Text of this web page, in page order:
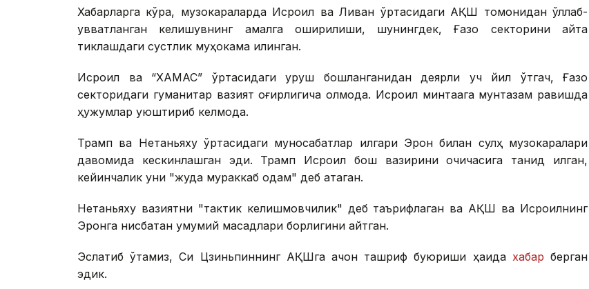
Хабарларга кўра, музокараларда Исроил ва Ливан ўртасидаги АҚШ томонидан қўллаб-
қувватланган келишувнинг амалга оширилиши, шунингдек, Ғазо секторини қайта
тиклашдаги сустлик муҳокама қилинган.
Исроил ва “ХАМАС” ўртасидаги уруш бошланганидан деярли уч йил ўтгач, Ғазо
секторидаги гуманитар вазият оғирлигича қолмоқда. Исроил минтақага мунтазам равишда
ҳужумлар уюштириб келмоқда.
Трамп ва Нетаньяху ўртасидаги муносабатлар илгари Эрон билан сулҳ музокаралари
давомида кескинлашган эди. Трамп Исроил бош вазирини очиқчасига танқид қилган,
кейинчалик уни "жуда мураккаб одам" деб атаган.
Нетаньяху вазиятни "тактик келишмовчилик" деб таърифлаган ва АҚШ ва Исроилнинг
Эронга нисбатан умумий мақсадлари борлигини айтган.
Эслатиб ўтамиз, Си Цзиньпиннинг АҚШга қачон ташриф буюриши ҳақидахабар берган
эдик.